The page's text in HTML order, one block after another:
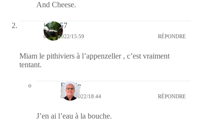
And Cheese.
jazzy57
08/11/2022/15:59 RÉPONDRE
Miam le pithiviers à l’appenzeller , c’est vraiment
tentant.
Bernie
08/11/2022/18:44 RÉPONDRE
J’en ai l’eau à la bouche.